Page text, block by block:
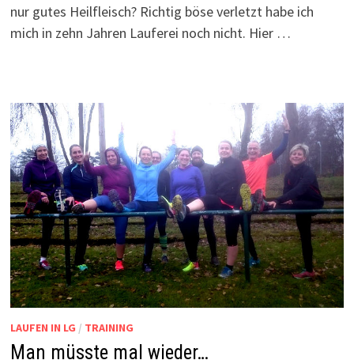
nur gutes Heilfleisch? Richtig böse verletzt habe ich
mich in zehn Jahren Lauferei noch nicht. Hier …
LAUFEN IN LG / TRAINING
Man müsste mal wieder…